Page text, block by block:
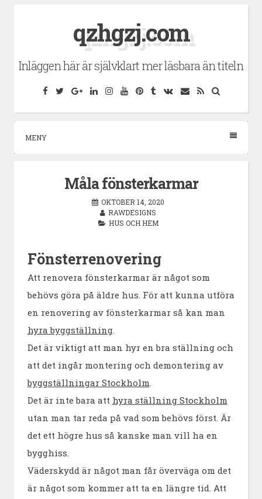
qzhgzj.com
Inläggen här är självklart mer läsbara än titeln
Facebook
TwitterGoogleLinkedInInstagram
YouTubePinterest
Tumblr
VK E-
RSS
MENY
Måla fönsterkarmar
OKTOBER 14, 2020
RAWDESIGNS
HUS OCH HEM
Fönsterrenovering
Att renovera fönsterkarmar är något som
behövs göra på äldre hus. För att kunna utföra
en renovering av fönsterkarmar så kan man
hyra byggställning.
Det är viktigt att man hyr en bra ställning och
att det ingår montering och demontering av
byggställningar Stockholm.
Det är inte bara att hyra ställning Stockholm
utan man tar reda på vad som behövs först. Är
det ett högre hus så kanske man vill ha en
bygghiss.
Väderskydd är något man får överväga om det
är något som kommer att ta en längre tid. Att